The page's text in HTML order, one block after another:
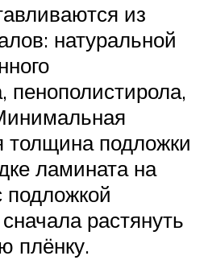
из
натуральной
пенополистирола,
толщина подложки
ламината на
подложкой
растянуть
плёнку.